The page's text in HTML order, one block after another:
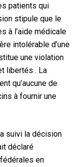
patients qui
stipule que le
à l’aide médicale
intolérable d’une
une violation
libertés . La
qu’aucune de
à fournir une
suivila décision
déclaré
en